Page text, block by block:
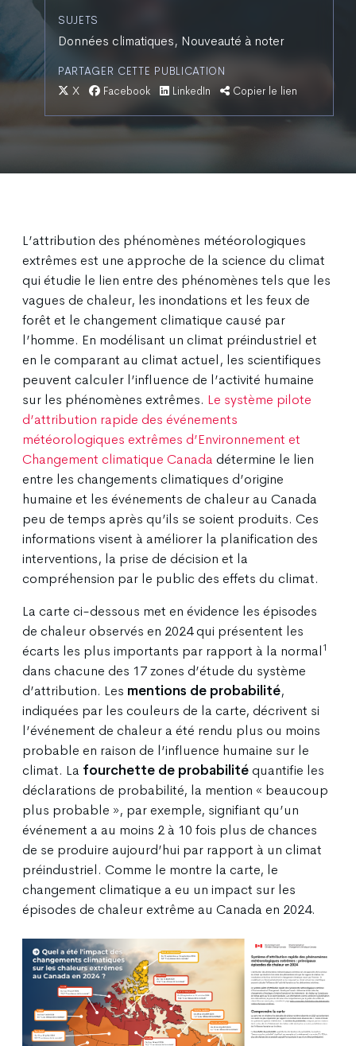
SUJETS
Données climatiques, Nouveauté à noter
PARTAGER CETTE PUBLICATION
X
Facebook LinkedIn Copier le lien
L’attribution des phénomènes météorologiques
extrêmes est une approche de la science du climat
qui étudie le lien entre des phénomènes tels que les
vagues de chaleur, les inondations et les feux de
forêt et le changement climatique causé par
l’homme. En modélisant un climat préindustriel et
en le comparant au climat actuel, les scientifiques
peuvent calculer l’influence de l’activité humaine
sur les phénomènes extrêmes. Le système pilote
d’attribution rapide des événements
météorologiques extrêmes d’Environnement et
Changement climatique Canada détermine le lien
entre les changements climatiques d’origine
humaine et les événements de chaleur au Canada
peu de temps après qu’ils se soient produits. Ces
informations visent à améliorer la planification des
interventions, la prise de décision et la
compréhension par le public des effets du climat.
La carte ci-dessous met en évidence les épisodes
de chaleur observés en 2024 qui présentent les
écarts les plus importants par rapport à la normal1
dans chacune des 17 zones d’étude du système
d’attribution. Les mentions de probabilité,
indiquées par les couleurs de la carte, décrivent si
l’événement de chaleur a été rendu plus ou moins
probable en raison de l’influence humaine sur le
climat. La fourchette de probabilitéquantifie les
déclarations de probabilité, la mention « beaucoup
plus probable », par exemple, signifiant qu’un
événement a au moins 2 à 10 fois plus de chances
de se produire aujourd’hui par rapport à un climat
préindustriel. Comme le montre la carte, le
changement climatique a eu un impact sur les
épisodes de chaleur extrême au Canada en 2024.